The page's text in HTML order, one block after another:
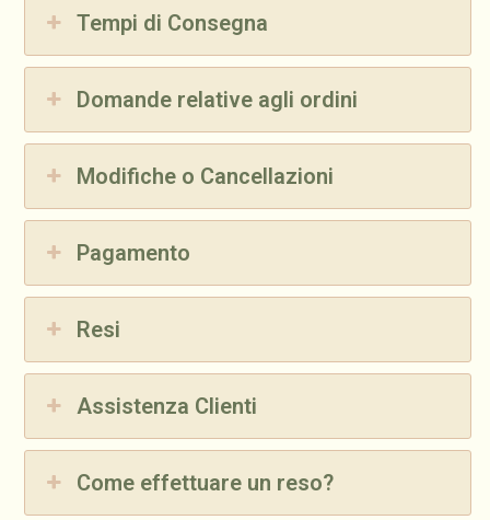
Tempi di Consegna
Domande relative agli ordini
Modifiche o Cancellazioni
Pagamento
Resi
Assistenza Clienti
Come effettuare un reso?